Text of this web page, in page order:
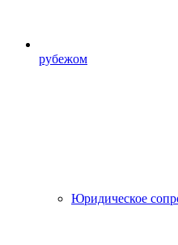
рубежом
Юридическое